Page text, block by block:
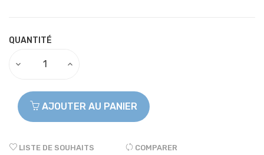
QUANTITÉ
AJOUTER AU PANIER
LISTE DE SOUHAITS COMPARER